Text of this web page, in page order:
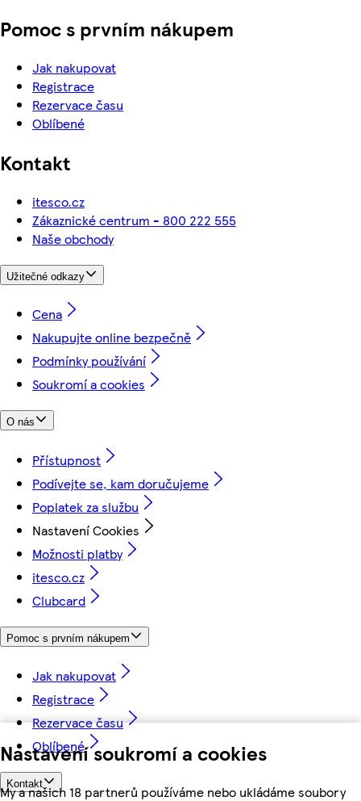
Nastavení soukromí a cookies
My a našich 18 partnerů používáme nebo ukládáme soubory
Pomoc s prvním nákupem
Jak nakupovat
Registrace
Rezervace času
Oblíbené
Kontakt
itesco.cz
Zákaznické centrum - 800 222 555
Naše obchody
Užitečné odkazy
Cena
Nakupujte online bezpečně
Podmínky používání
Soukromí a cookies
O nás
Přístupnost
Podívejte se, kam doručujeme
Poplatek za službu
Nastavení Cookies
Možnosti platby
itesco.cz
Clubcard
Pomoc s prvním nákupem
Jak nakupovat
Registrace
Rezervace času
Oblíbené
Kontakt